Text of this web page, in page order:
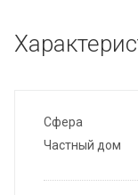
Сфера
Частный дом